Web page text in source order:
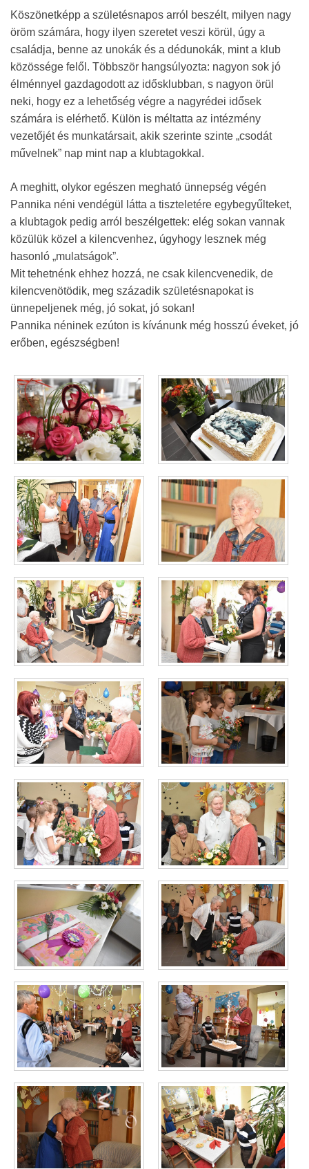
Köszönetképp a születésnapos arról beszélt, milyen nagy
öröm számára, hogy ilyen szeretet veszi körül, úgy a
családja, benne az unokák és a dédunokák, mint a klub
közössége felől. Többször hangsúlyozta: nagyon sok jó
élménnyel gazdagodott az idősklubban, s nagyon örül
neki, hogy ez a lehetőség végre a nagyrédei idősek
számára is elérhető. Külön is méltatta az intézmény
vezetőjét és munkatársait, akik szerinte szinte „csodát
művelnek” nap mint nap a klubtagokkal.
A meghitt, olykor egészen megható ünnepség végén
Pannika néni vendégül látta a tiszteletére egybegyűlteket,
a klubtagok pedig arról beszélgettek: elég sokan vannak
közülük közel a kilencvenhez, úgyhogy lesznek még
hasonló „mulatságok”.
Mit tehetnénk ehhez hozzá, ne csak kilencvenedik, de
kilencvenötödik, meg századik születésnapokat is
ünnepeljenek még, jó sokat, jó sokan!
Pannika néninek ezúton is kívánunk még hosszú éveket, jó
erőben, egészségben!